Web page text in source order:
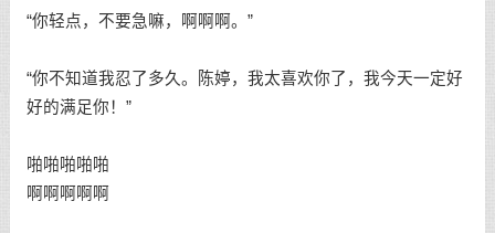
“你轻点，不要急嘛，啊啊啊。”
“你不知道我忍了多久。陈婷，我太喜欢你了，我今天一定好
好的满足你！”
啪啪啪啪啪
啊啊啊啊啊